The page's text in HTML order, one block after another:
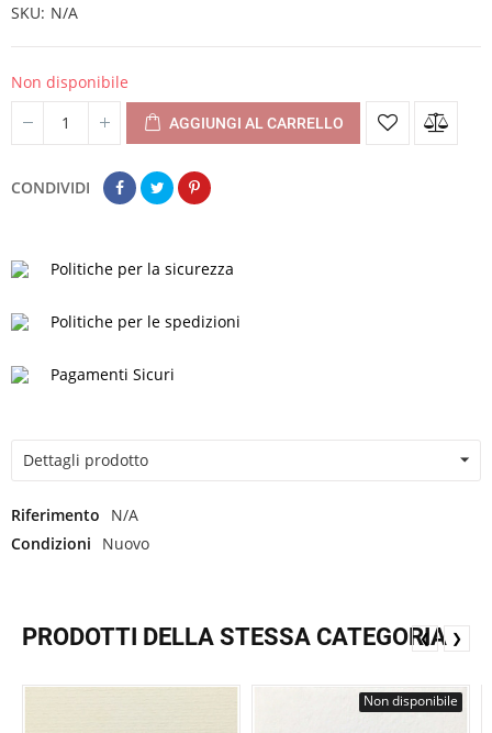
SKU N/A
Non disponibile
AGGIUNGI AL CARRELLO
CONDIVIDI
Politiche per la sicurezza
Politiche per le spedizioni
Pagamenti Sicuri
Dettagli prodotto
Riferimento
N/A
Condizioni
Nuovo
PRODOTTI DELLA STESSA CATEGORIA
Non disponibile
❮ ❯